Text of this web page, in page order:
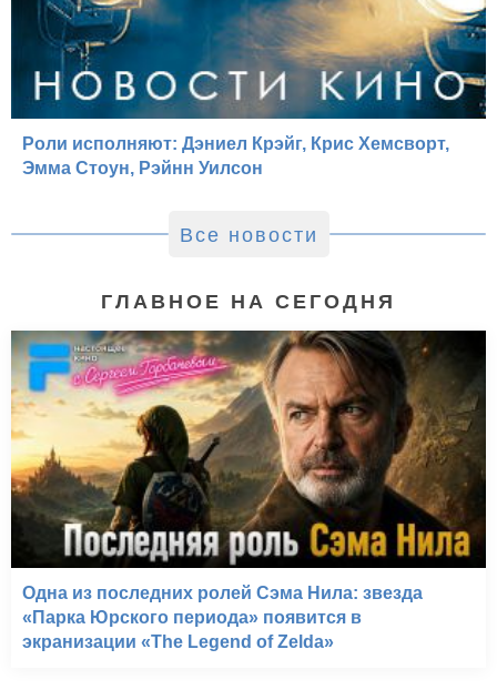
Роли исполняют: Дэниел Крэйг, Крис Хемсворт,
Эмма Стоун, Рэйнн Уилсон
Все новости
ГЛАВНОЕ НА СЕГОДНЯ
Одна из последних ролей Сэма Нила: звезда
«Парка Юрского периода» появится в
экранизации «The Legend of Zelda»